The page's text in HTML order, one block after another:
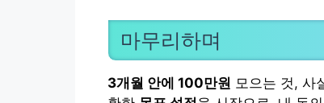
마무리하며
3개월 안에 100만원 모으는 것, 사